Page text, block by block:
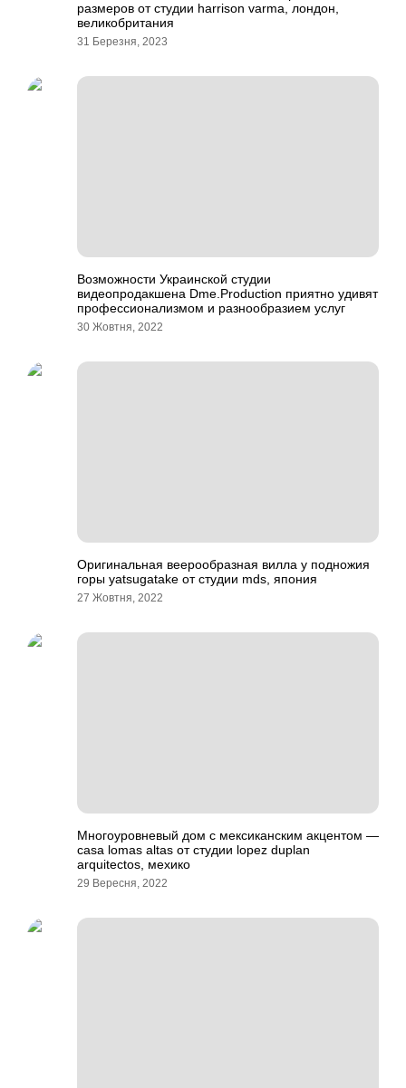
размеров от студии harrison varma, лондон,
великобритания
31 Березня, 2023
Возможности Украинской студии
видеопродакшена Dme.Production приятно удивят
профессионализмом и разнообразием услуг
30 Жовтня, 2022
Оригинальная веерообразная вилла у подножия
горы yatsugatake от студии mds, япония
27 Жовтня, 2022
Многоуровневый дом с мексиканским акцентом —
casa lomas altas от студии lopez duplan
arquitectos, мехико
29 Вересня, 2022